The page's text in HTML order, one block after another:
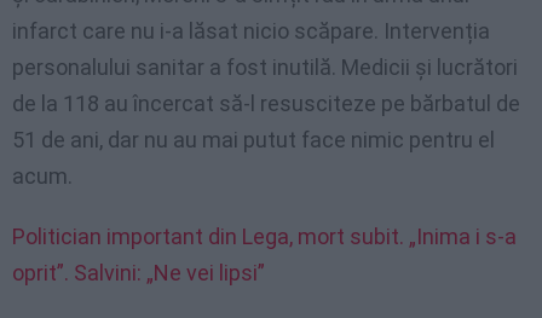
infarct care nu i-a lăsat nicio scăpare. Intervenția
personalului sanitar a fost inutilă. Medicii și lucrători
de la 118 au încercat să-l resusciteze pe bărbatul de
51 de ani, dar nu au mai putut face nimic pentru el
acum.
Politician important din Lega, mort subit. „Inima i s-a
oprit”. Salvini: „Ne vei lipsi”